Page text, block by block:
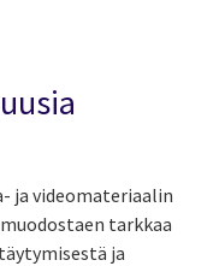
ja videomateriaalin
tarkkaa
ja